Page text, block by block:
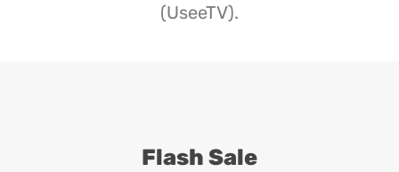
(UseeTV).
Flash Sale